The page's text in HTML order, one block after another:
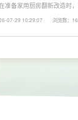
准备家用厨房翻新改造时
、材料品质、功能配置以
07-29 10:29:07 浏览数：